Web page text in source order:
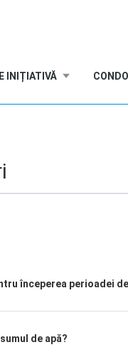
INIȚIATIVĂ
începerea perioadei
de apă?